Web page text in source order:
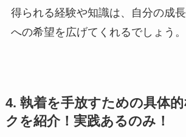
得られる経験や知識は、自分の成
への希望を広げてくれるでしょう。
4. 執着を手放すための具体
クを紹介！実践あるのみ！